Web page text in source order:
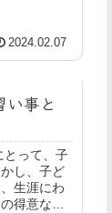
るでしょ
2024.02.07
事と
とって、子
し、子ど
生涯にわ
得意なこ